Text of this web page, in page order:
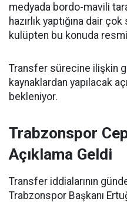
medyada bordo-mavili
hazırlık yaptığına dair çok
kulüpten bu konuda
Transfer sürecine ilişkin
kaynaklardan yapılacak
bekleniyor.
Trabzonspor
Açıklama Geldi
Transfer iddialarının
Trabzonspor Başkanı